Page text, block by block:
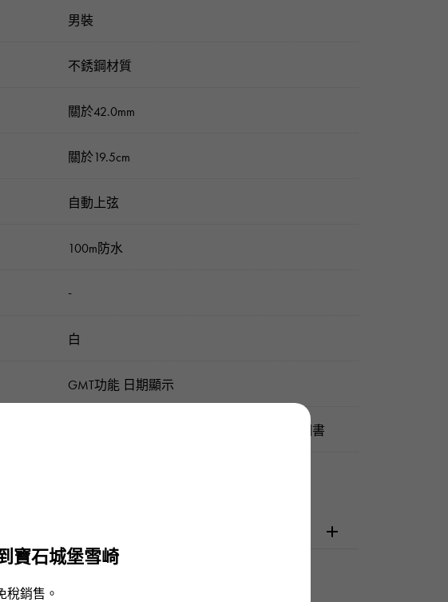
寶石城堡雪崎
稅銷售。
男裝
不銹鋼材質
關於42.0mm
關於19.5cm
自動上弦
100m防水
-
白
GMT功能 日期顯示
國際保證（擔保） / 正品包裝盒 / 使用說明書